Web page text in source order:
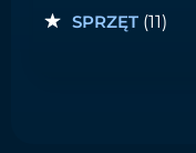
SPRZĘT (11)